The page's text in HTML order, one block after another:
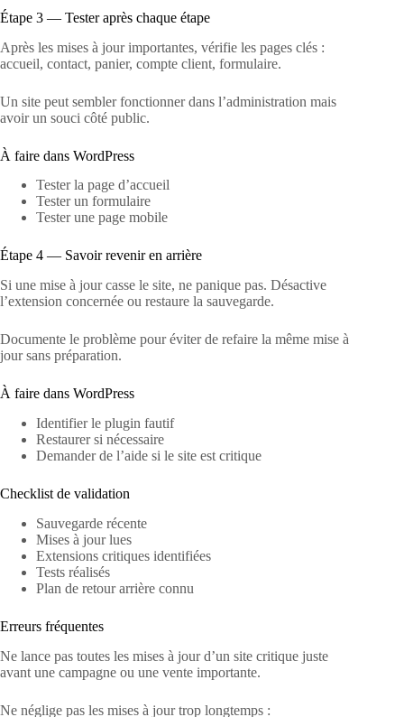
Étape 3 — Tester après chaque étape
Après les mises à jour importantes, vérifie les pages clés :
accueil, contact, panier, compte client, formulaire.
Un site peut sembler fonctionner dans l’administration mais
avoir un souci côté public.
À faire dans WordPress
Tester la page d’accueil
Tester un formulaire
Tester une page mobile
Étape 4 — Savoir revenir en arrière
Si une mise à jour casse le site, ne panique pas. Désactive
l’extension concernée ou restaure la sauvegarde.
Documente le problème pour éviter de refaire la même mise à
jour sans préparation.
À faire dans WordPress
Identifier le plugin fautif
Restaurer si nécessaire
Demander de l’aide si le site est critique
Checklist de validation
Sauvegarde récente
Mises à jour lues
Extensions critiques identifiées
Tests réalisés
Plan de retour arrière connu
Erreurs fréquentes
Ne lance pas toutes les mises à jour d’un site critique juste
avant une campagne ou une vente importante.
Ne néglige pas les mises à jour trop longtemps :